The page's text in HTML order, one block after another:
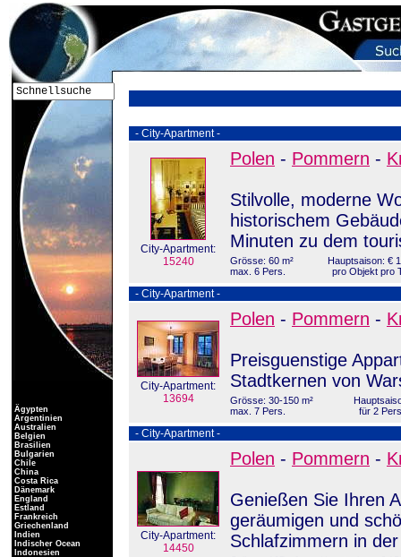
- City-Apartment -
City-Apartment:
15240
Polen - Pommern -
Stilvolle, moderne
historischem
Minuten zu dem
Grösse: 60 m²
max. 6 Pers.
Hauptsaison: €
pro Objekt pro
- City-Apartment -
City-Apartment:
13694
Polen - Pommern -
Preisguenstige
Stadtkernen von
Grösse: 30-150 m²
max. 7 Pers.
für 2
- City-Apartment -
City-Apartment:
14450
Polen - Pommern -
Genießen Sie Ihren
geräumigen und
Schlafzimmern in
Ägypten
Argentinien
Australien
Belgien
Brasilien
Bulgarien
Chile
China
Costa Rica
Dänemark
England
Estland
Frankreich
Griechenland
Indien
Indischer Ocean
Indonesien